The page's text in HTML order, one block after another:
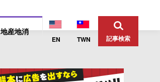
地産地消
EN TWN 記事検索